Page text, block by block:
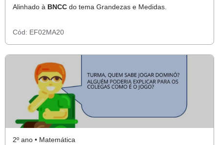
Alinhado à BNCC do tema Grandezas e Medidas.
Cód: EF02MA20
2º ano • Matemática